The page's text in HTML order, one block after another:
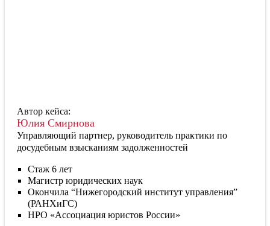
Автор кейса:
Юлия Смирнова
Управляющий партнер, руководитель практики по
досудебным взысканиям задолженностей
Стаж 6 лет
Магистр юридических наук
Окончила “Нижегородский институт управления”
(РАНХиГС)
НРО «Ассоциация юристов России»